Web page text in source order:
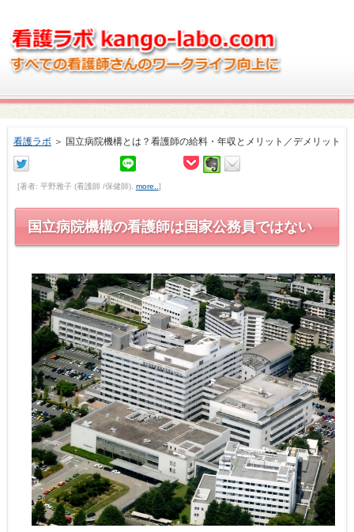
看護ラボ ＞ 国立病院機構とは？看護師の給料・年収とメリット／デメリット
[著者: 平野雅子 (看護師 /保健師). more.. ]
国立病院機構の看護師は国家公務員ではない